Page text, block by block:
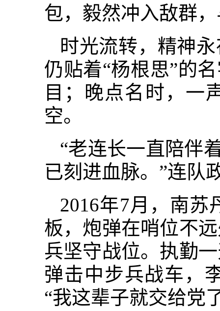
包，毅然冲入敌群
时光流转，精神
仍贴着“杨根思”的
目；晚点名时，一
空。
“老连长一直陪伴
已刻进血脉。”连队
2016年7月，南
板，炮弹在哨位不
兵坚守战位。执勤
弹击中步兵战车，
“我这辈子就交给党